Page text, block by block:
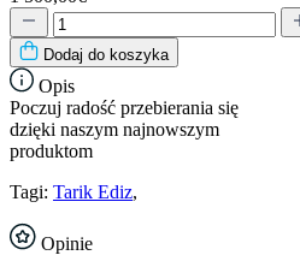
Dodaj do koszyka
Opis
Poczuj radość przebierania się
dzięki naszym najnowszym
produktom
Tagi: Tarik Ediz,
Opinie